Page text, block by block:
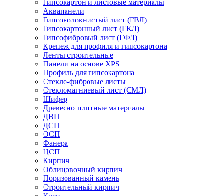
Гипсокартон и листовые материалы
Аквапанели
Гипсоволокнистый лист (ГВЛ)
Гипсокартонный лист (ГКЛ)
Гипсофибровый лист (ГФЛ)
Крепеж для профиля и гипсокартона
Ленты строительные
Панели на основе XPS
Профиль для гипсокартона
Стекло-фибровые листы
Стекломагниевый лист (СМЛ)
Шифер
Древесно-плитные материалы
ДВП
ДСП
ОСП
Фанера
ЦСП
Кирпич
Облицовочный кирпич
Поризованный камень
Строительный кирпич